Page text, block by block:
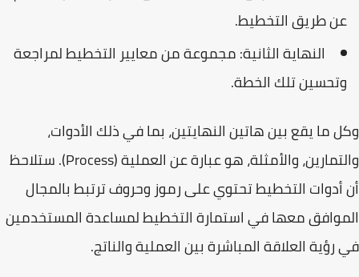
عن طريق التخطيط.
النهاية الثانية:مجموعة من معايير التخطيط لمراجعة
وتحسين تلك الخطة.
وكل ما يقع بين هاتين النهايتين، بما في ذلك الأدوات،
والتمارين، والأمثلة، هو عبارة عنالعملية (Process)
. ستلاحظ
أن أدوات التخطيط تحتوي على رموز وحروف ترتبط بالمجال
الموافق معها في استمارة التخطيط لمساعدة المستخدمين
في رؤية العلاقة المباشرة بين العملية والناتج.